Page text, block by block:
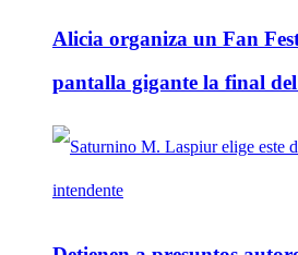
Alicia organiza un Fan
pantalla gigante la final